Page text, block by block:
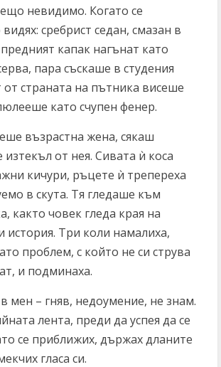
невидимо. Когато се
сребрист седан, смазан в
капак нагънат като
пара съскаше в студения
страната на пътника висеше
като счупен фенер.
възрастна жена, сякаш
от нея. Сивата ѝ коса
кичури, ръцете ѝ трепереха
в скута. Тя гледаше към
както човек гледа края на
история. Три коли намалиха,
проблем, с който не си струва
и подминаха.
мен – гняв, недоумение, не знам.
лента, преди да успея да се
се приближих, държах дланите
гласа си.